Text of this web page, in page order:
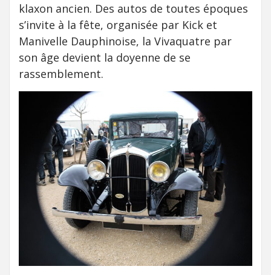
klaxon ancien. Des autos de toutes époques
s’invite à la fête, organisée par Kick et
Manivelle Dauphinoise, la Vivaquatre par
son âge devient la doyenne de se
rassemblement.